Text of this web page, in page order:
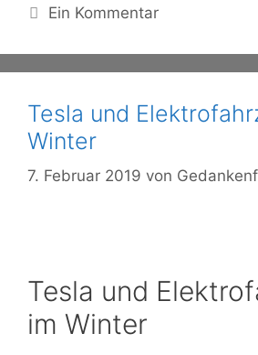
Ein Kommentar
Tesla und
Winter
7. Februar 2019 von
Tesla und
im Winter